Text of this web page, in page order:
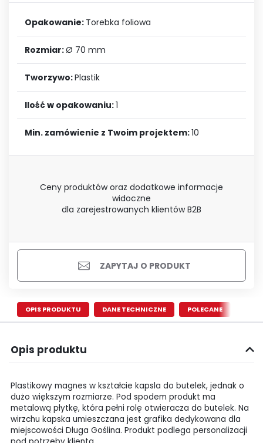
Opakowanie: Torebka foliowa
Rozmiar:Ø 70 mm
Tworzywo:Plastik
Ilość w opakowaniu:1
Min. zamówienie z Twoim projektem:10
Ceny produktów oraz dodatkowe informacje
widoczne
dla zarejestrowanych klientów B2B
ZAPYTAJ O PRODUKT
OPIS PRODUKTU DANE TECHNICZNE POLECANE
Opis produktu
Plastikowy magnes w kształcie kapsla do butelek, jednak o
dużo większym rozmiarze. Pod spodem produkt ma
metalową płytkę, która pełni rolę otwieracza do butelek. Na
wirzchu kapska umieszczana jest grafika dedykowana dla
miejscowości Długa Goślina. Produkt podlega personalizacji